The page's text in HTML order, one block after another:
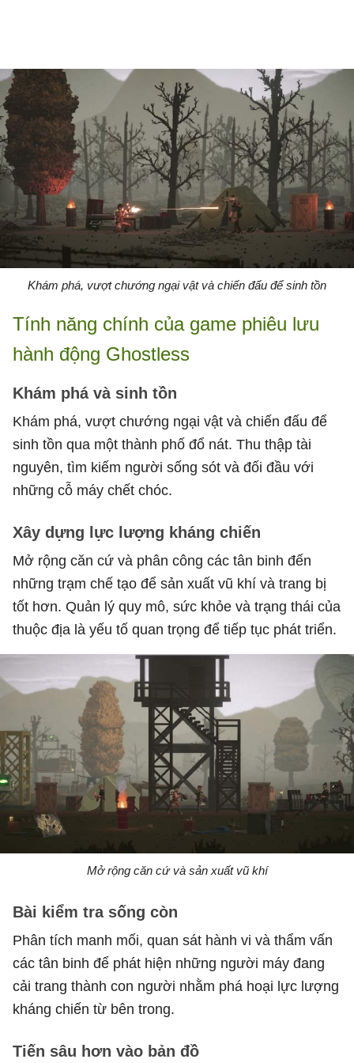
Khám phá, vượt chướng ngại vật và chiến đấu để sinh tồn
Tính năng chính của game phiêu lưu
hành động Ghostless
Khám phá và sinh tồn
Khám phá, vượt chướng ngại vật và chiến đấu để
sinh tồn qua một thành phố đổ nát. Thu thập tài
nguyên, tìm kiếm người sống sót và đối đầu với
những cỗ máy chết chóc.
Xây dựng lực lượng kháng chiến
Mở rộng căn cứ và phân công các tân binh đến
những trạm chế tạo để sản xuất vũ khí và trang bị
tốt hơn. Quản lý quy mô, sức khỏe và trạng thái của
thuộc địa là yếu tố quan trọng để tiếp tục phát triển.
Mở rộng căn cứ và sản xuất vũ khí
Bài kiểm tra sống còn
Phân tích manh mối, quan sát hành vi và thẩm vấn
các tân binh để phát hiện những người máy đang
cải trang thành con người nhằm phá hoại lực lượng
kháng chiến từ bên trong.
Tiến sâu hơn vào bản đồ